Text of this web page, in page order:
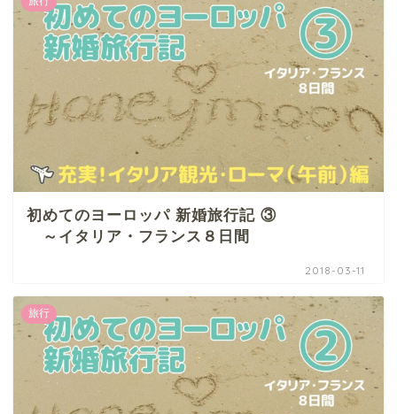
初めてのヨーロッパ 新婚旅行記 ③
～イタリア・フランス８日間
2018-03-11
旅行